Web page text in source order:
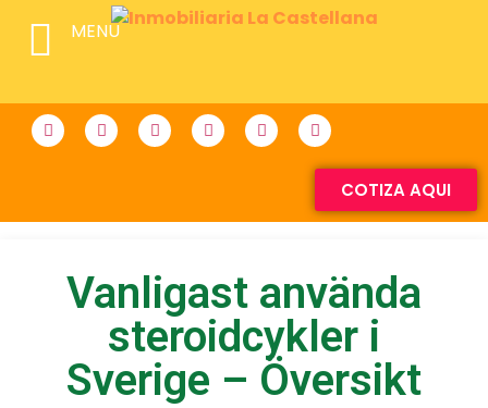
COTIZA AQUI
Vanligast använda
steroidcykler i
Sverige – Översikt
MENU